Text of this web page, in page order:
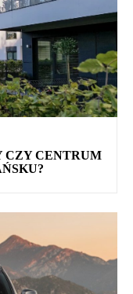
CZY CENTRUM